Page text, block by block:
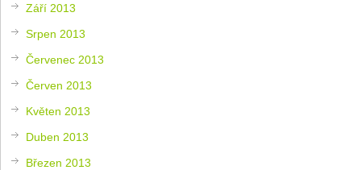
Září 2013
Srpen 2013
Červenec 2013
Červen 2013
Květen 2013
Duben 2013
Březen 2013